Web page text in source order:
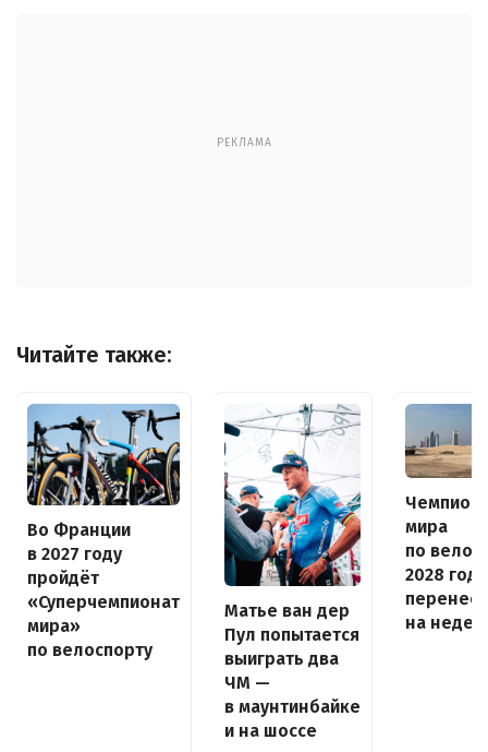
РЕКЛАМА
Читайте также:
Во Франции
в 2027 году
пройдёт
«Суперчемпионат
мира»
по велоспорту
Матье ван дер
Пул попытается
выиграть два
ЧМ —
в маунтинбайке
и на шоссе
мира
по
2028 года
на